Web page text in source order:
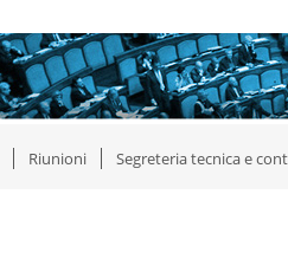
Riunioni Segreteria tecnica e